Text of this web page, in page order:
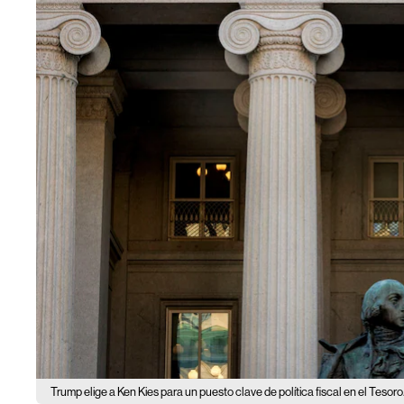
Trump elige a Ken Kies para un puesto clave de política fiscal en el